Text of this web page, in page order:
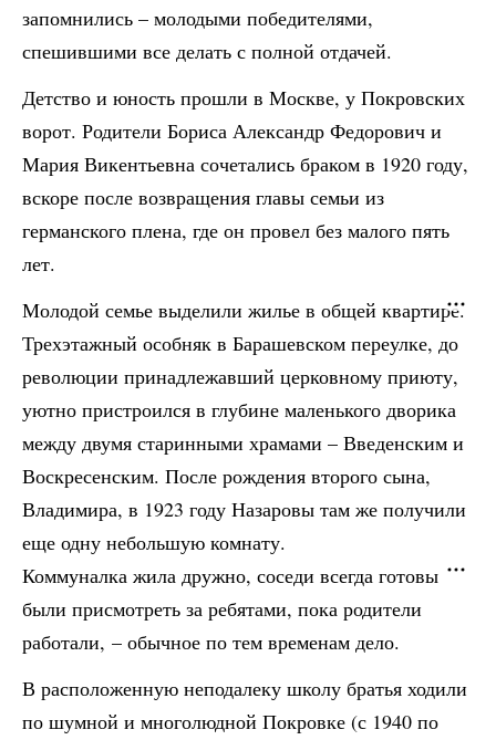
запомнились – молодыми победителями,
спешившими все делать с полной отдачей.
Детство и юность прошли в Москве, у Покровских
ворот. Родители Бориса Александр Федорович и
Мария Викентьевна сочетались браком в 1920 году,
вскоре после возвращения главы семьи из
германского плена, где он провел без малого пять
лет.
Молодой семье выделили жилье в общей квартире.
Трехэтажный особняк в Барашевском переулке, до
революции принадлежавший церковному приюту,
уютно пристроился в глубине маленького дворика
между двумя старинными храмами – Введенским и
Воскресенским. После рождения второго сына,
Владимира, в 1923 году Назаровы там же получили
еще одну небольшую комнату.
Коммуналка жила дружно, соседи всегда готовы
были присмотреть за ребятами, пока родители
работали, – обычное по тем временам дело.
В расположенную неподалеку школу братья ходили
по шумной и многолюдной Покровке (с 1940 по